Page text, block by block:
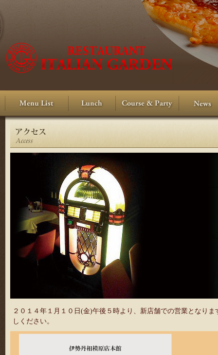
２０１４年１月１０日(金)午後５時より、新店舗での営業となり
しください。